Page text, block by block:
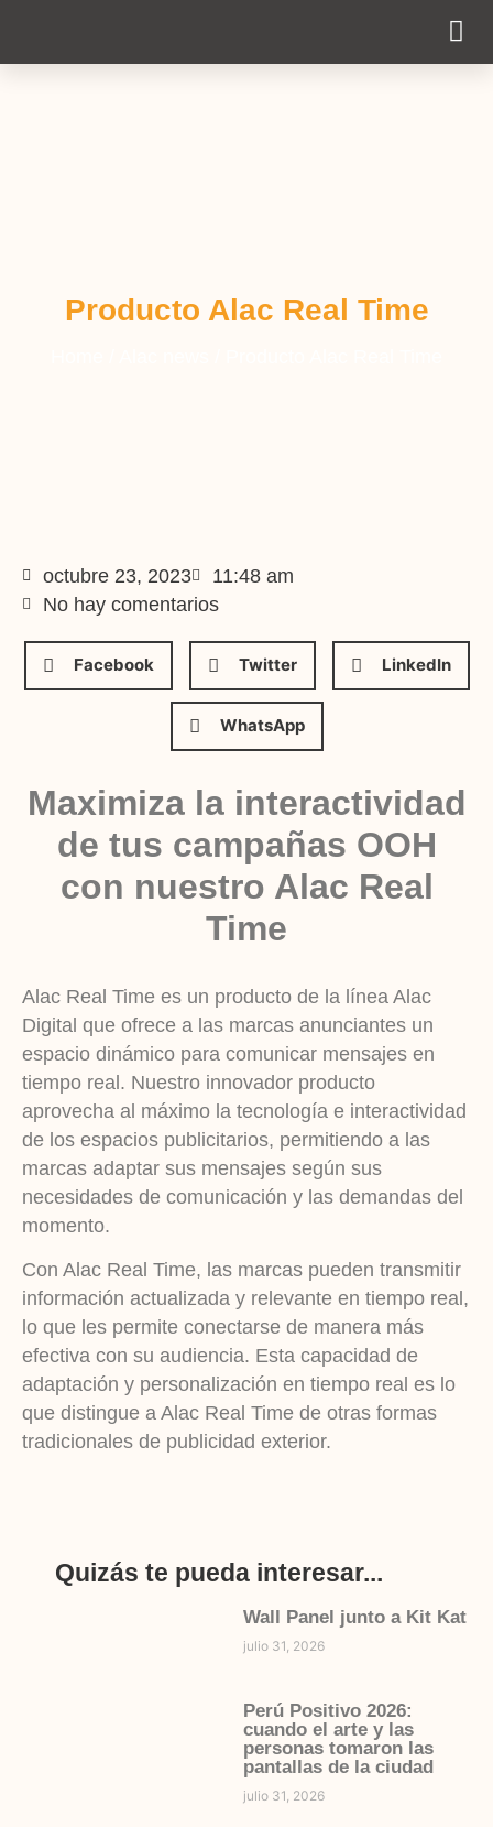
Producto Alac Real Time
octubre 23, 2023
11:48 am
No hay comentarios
Facebook Twitter LinkedIn
WhatsApp
Maximiza la interactividad
de tus campañas OOH
con nuestro Alac Real
Time
Alac Real Time es un producto de la línea Alac
Digital que ofrece a las marcas anunciantes un
espacio dinámico para comunicar mensajes en
tiempo real. Nuestro innovador producto
aprovecha al máximo la tecnología e interactividad
de los espacios publicitarios, permitiendo a las
marcas adaptar sus mensajes según sus
necesidades de comunicación y las demandas del
momento.
Con Alac Real Time, las marcas pueden transmitir
información actualizada y relevante en tiempo real,
lo que les permite conectarse de manera más
efectiva con su audiencia. Esta capacidad de
adaptación y personalización en tiempo real es lo
que distingue a Alac Real Time de otras formas
tradicionales de publicidad exterior.
Quizás te pueda interesar...
Wall Panel junto a Kit Kat
julio 31, 2026
Perú Positivo 2026:
cuando el arte y las
personas tomaron las
pantallas de la ciudad
julio 31, 2026